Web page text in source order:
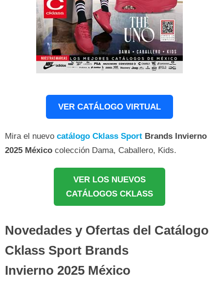
VER CATÁLOGO VIRTUAL
Mira el nuevo catálogo Cklass Sport Brands Invierno
2025 México colección Dama, Caballero, Kids.
VER LOS NUEVOS
CATÁLOGOS CKLASS
Novedades y Ofertas del Catálogo
Cklass Sport Brands
Invierno 2025 México